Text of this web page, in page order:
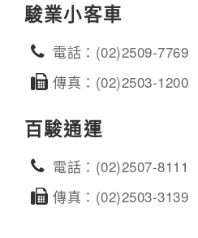
駿業小客車
電話：(02)2509-7769
傳真：(02)2503-1200
百駿通運
電話：(02)2507-8111
傳真：(02)2503-3139